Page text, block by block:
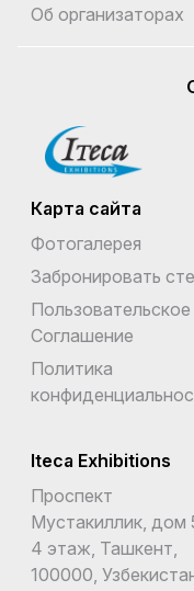
Об организаторах
Карта сайта
Фотогалерея
Забронировать
Пользовательское
Соглашение
Политика
Iteca Exhibitions
Проспект
Мустакиллик, дом
4 этаж, Ташкент,
100000,